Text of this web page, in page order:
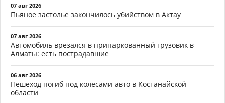
07 авг 2026
Пьяное застолье закончилось убийством в Актау
07 авг 2026
Автомобиль врезался в припаркованный грузовик в
Алматы: есть пострадавшие
06 авг 2026
Пешеход погиб под колёсами авто в Костанайской
области